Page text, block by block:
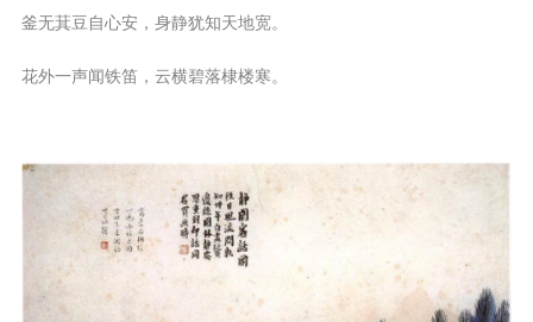
釜无萁豆自心安，身静犹知天地宽。
花外一声闻铁笛，云横碧落棣楼寒。